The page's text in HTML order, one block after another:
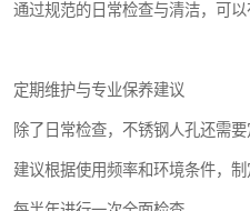
通过规范的日常检查与清洁，可以
定期维护与专业保养建议
除了日常检查，不锈钢人孔还需要
建议根据使用频率和环境条件，